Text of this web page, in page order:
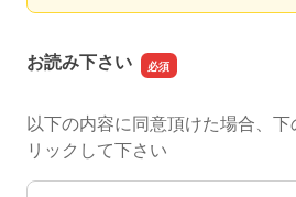
お読み下さい
以下の内容に同意頂けた場合、
リックして下さい